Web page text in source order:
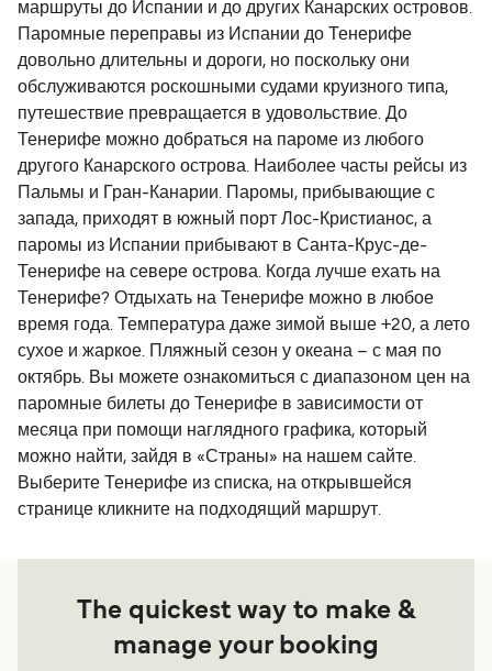
маршруты до Испании и до других Канарских островов.
Паромные переправы из Испании до Тенерифе
довольно длительны и дороги, но поскольку они
обслуживаются роскошными судами круизного типа,
путешествие превращается в удовольствие. До
Тенерифе можно добраться на пароме из любого
другого Канарского острова. Наиболее часты рейсы из
Пальмы и Гран-Канарии. Паромы, прибывающие с
запада, приходят в южный порт Лос-Кристианос, а
паромы из Испании прибывают в Санта-Крус-де-
Тенерифе на севере острова. Когда лучше ехать на
Тенерифе? Отдыхать на Тенерифе можно в любое
время года. Температура даже зимой выше +20, а лето
сухое и жаркое. Пляжный сезон у океана – с мая по
октябрь. Вы можете ознакомиться с диапазоном цен на
паромные билеты до Тенерифе в зависимости от
месяца при помощи наглядного графика, который
можно найти, зайдя в «Страны» на нашем сайте.
Выберите Тенерифе из списка, на открывшейся
странице кликните на подходящий маршрут.
The quickest way to make &
manage your booking